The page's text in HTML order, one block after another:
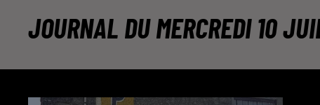
JOURNAL DU MERCREDI 10